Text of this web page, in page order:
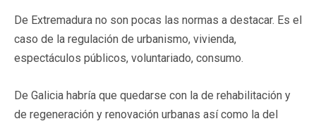
De Extremadura no son pocas las normas a destacar. Es el
caso de la regulación de urbanismo, vivienda,
espectáculos públicos, voluntariado, consumo.
De Galicia habría que quedarse con la de rehabilitación y
de regeneración y renovación urbanas así como la del